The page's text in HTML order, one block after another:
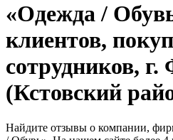
«Одежда /
клиентов,
сотрудников, г.
(Кстовский
Найдите отзывы о компании,